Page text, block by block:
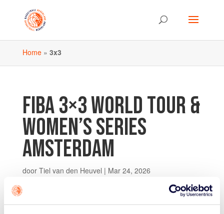
Home» 3x3
FIBA 3×3 WORLD TOUR &
WOMEN’S SERIES
AMSTERDAM
door Tiel van den Heuvel | Mar 24, 2026
Ben jij een echte 3X3-liefhebber? En kijk je er naar uit